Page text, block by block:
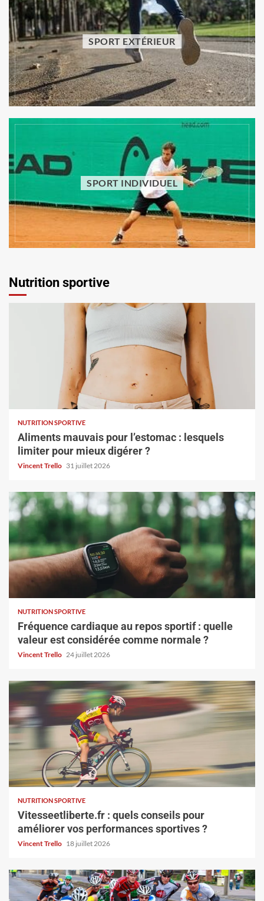
SPORT INDIVIDUEL
Comment faire du sport sans equipement :
quels exercices pratiquer à la maison ?
29 juillet 2026
SPORT EXTÉRIEUR
SPORT INDIVIDUEL
Nutrition sportive
NUTRITION SPORTIVE
Aliments mauvais pour l’estomac : lesquels
limiter pour mieux digérer ?
Vincent Trello 31 juillet 2026
NUTRITION SPORTIVE
Fréquence cardiaque au repos sportif : quelle
valeur est considérée comme normale ?
Vincent Trello 24 juillet 2026
NUTRITION SPORTIVE
Vitesseetliberte.fr : quels conseils pour
améliorer vos performances sportives ?
Vincent Trello 18 juillet 2026